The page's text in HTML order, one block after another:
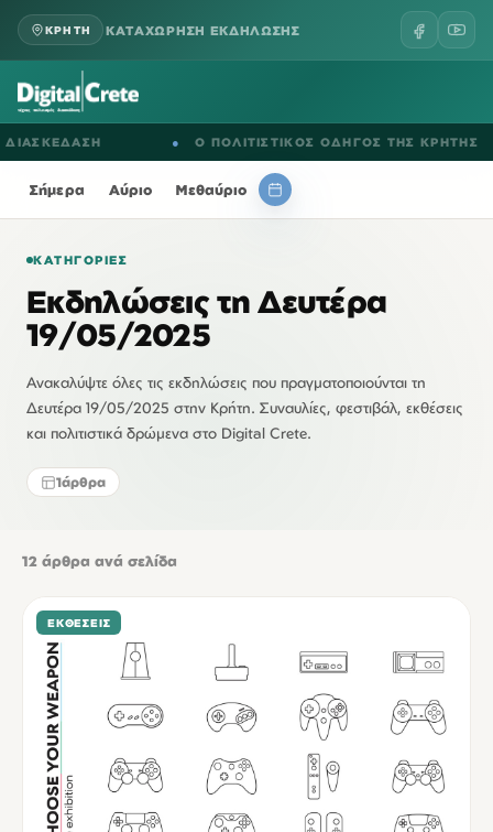
ΚΡΗΤΗ ΚΑΤΑΧΩΡΗΣΗ ΕΚΔΗΛΩΣΗΣ
Ο ΠΟΛΙΤΙΣΤΙΚΟΣ ΟΔΗΓΟΣ ΤΗΣ ΚΡΗΤΗΣ
Σήμερα Αύριο Μεθαύριο
ΚΑΤΗΓΟΡΊΕΣ
Εκδηλώσεις τη Δευτέρα
19/05/2025
Ανακαλύψτε όλες τις εκδηλώσεις που πραγματοποιούνται τη
Δευτέρα 19/05/2025 στην Κρήτη. Συναυλίες, φεστιβάλ, εκθέσεις
και πολιτιστικά δρώμενα στο Digital Crete.
1άρθρα
12 άρθρα ανά σελίδα
ΕΚΘΈΣΕΙΣ